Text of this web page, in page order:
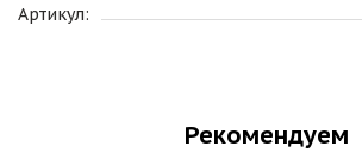
Артикул:
Рекомендуем